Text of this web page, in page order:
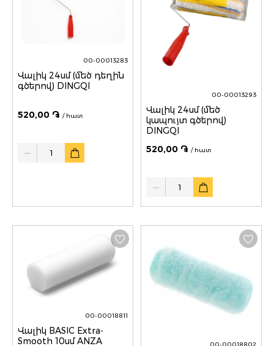
00-00013283
Վալիկ 24սմ (մեծ դեղին
գծերով) DINGQI
520,00 ֏ / հատ
Quantity
00-00013293
Վալիկ 24սմ (մեծ
կապույտ գծերով)
DINGQI
520,00 ֏ / հատ
00-00018811
Վալիկ BASIC Extra-
Smooth 10սմ ANZA